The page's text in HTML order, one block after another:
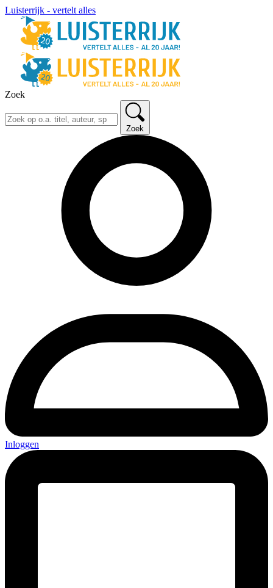
Luisterrijk - vertelt alles
Zoek
Zoek
Inloggen